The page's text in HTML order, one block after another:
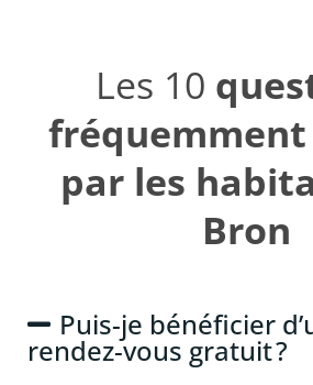
Les 10
fréquemment
par les
Bron
Puis-je bénéficier
rendez-vous gratuit ?